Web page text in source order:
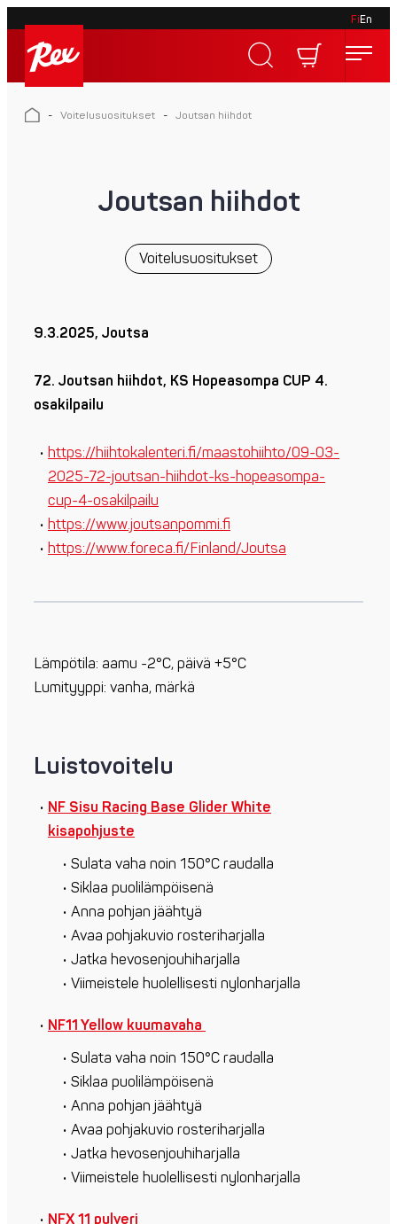
Skip
content
FiEn
Rex
- Voitelusuositukset - Joutsan hiihdot
Joutsan hiihdot
Voitelusuositukset
9.3.2025, Joutsa
72. Joutsan hiihdot, KS Hopeasompa CUP 4.
osakilpailu
https://hiihtokalenteri.fi/maastohiihto/09-03-
2025-72-joutsan-hiihdot-ks-hopeasompa-
cup-4-osakilpailu
https://www.joutsanpommi.fi
https://www.foreca.fi/Finland/Joutsa
Lämpötila: aamu -2°C, päivä +5°C
Lumityyppi: vanha, märkä
Luistovoitelu
NF Sisu Racing Base Glider White
kisapohjuste
Sulata vaha noin 150°C raudalla
Siklaa puolilämpöisenä
Anna pohjan jäähtyä
Avaa pohjakuvio rosteriharjalla
Jatka hevosenjouhiharjalla
Viimeistele huolellisesti nylonharjalla
NF11 Yellow kuumavaha
Sulata vaha noin 150°C raudalla
Siklaa puolilämpöisenä
Anna pohjan jäähtyä
Avaa pohjakuvio rosteriharjalla
Jatka hevosenjouhiharjalla
Viimeistele huolellisesti nylonharjalla
NFX 11 pulveri